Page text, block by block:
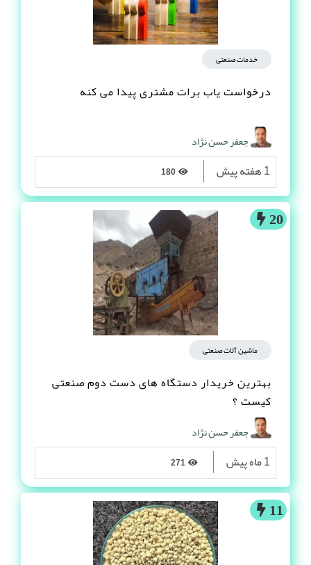
خدمات صنعتی
درخواست یاب برات مشتری پیدا می کنه
جعفر حسن نژاد
1 هفته پیش
20
ماشین آلات صنعتی
بهترین خریدار دستگاه های دست دوم صنعتی
کیست ؟
جعفر حسن نژاد
1 ماه پیش
11